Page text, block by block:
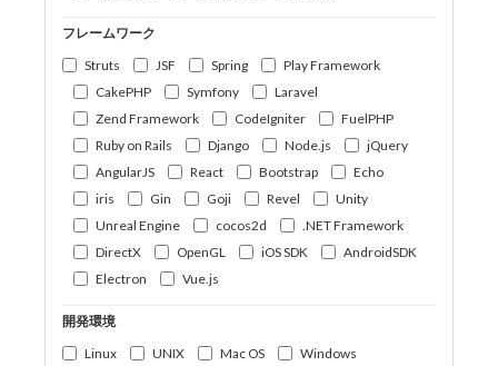
フレームワーク
Struts
JSF Spring
Play Framework
CakePHP
Symfony
Laravel
Zend Framework
CodeIgniter
FuelPHP
Ruby on Rails
Django Node.js
jQuery
AngularJS
React Bootstrap
Echo
iris
Gin Goji Revel
Unity
Unreal Engine
cocos2d
.NET Framework
DirectX
OpenGL iOS SDK
AndroidSDK
Electron
Vue.js
開発環境
Linux
UNIX Mac OS
Windows